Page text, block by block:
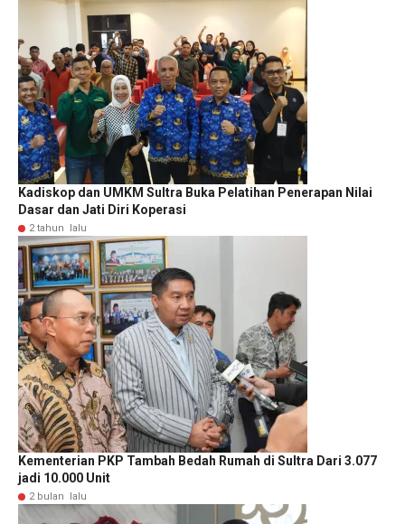
Kadiskop dan UMKM Sultra Buka Pelatihan Penerapan Nilai
Dasar dan Jati Diri Koperasi
2 tahun lalu
Kementerian PKP Tambah Bedah Rumah di Sultra Dari 3.077
jadi 10.000 Unit
2 bulan lalu